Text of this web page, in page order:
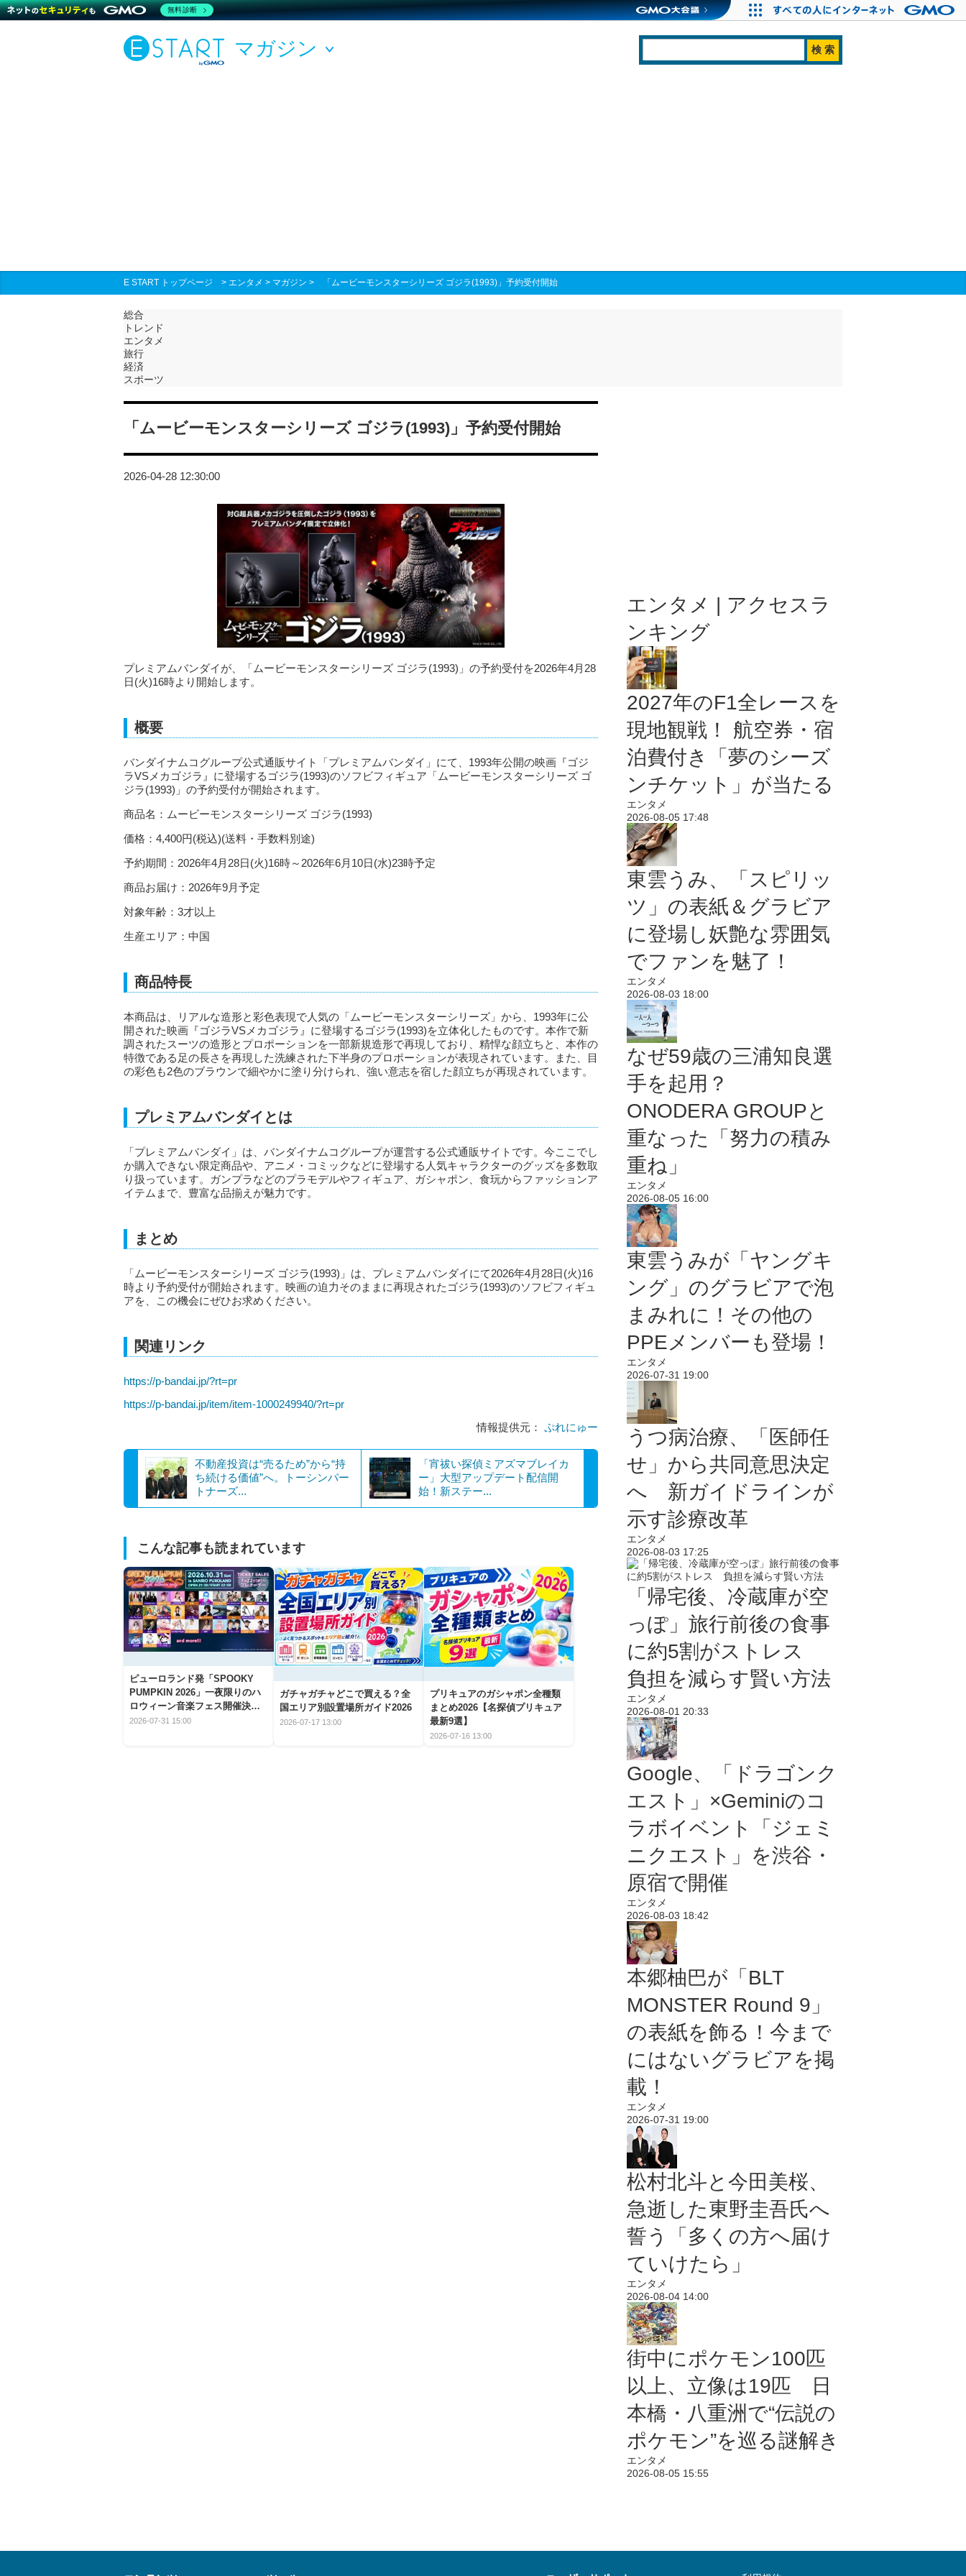
マガジン
E START トップページ > エンタメ > マガジン > 「ムービーモンスターシリーズ ゴジラ(1993)」予約受付開始
総合
トレンド
エンタメ
旅行
経済
スポーツ
「ムービーモンスターシリーズ ゴジラ(1993)」予約受付開始
2026-04-28 12:30:00
プレミアムバンダイが、「ムービーモンスターシリーズ ゴジラ(1993)」の予約受付を2026年4月28
日(火)16時より開始します。
概要
バンダイナムコグループ公式通販サイト「プレミアムバンダイ」にて、1993年公開の映画『ゴジ
ラVSメカゴジラ』に登場するゴジラ(1993)のソフビフィギュア「ムービーモンスターシリーズ ゴ
ジラ(1993)」の予約受付が開始されます。
商品名：ムービーモンスターシリーズ ゴジラ(1993)
価格：4,400円(税込)(送料・手数料別途)
予約期間：2026年4月28日(火)16時～2026年6月10日(水)23時予定
商品お届け：2026年9月予定
対象年齢：3才以上
生産エリア：中国
商品特長
本商品は、リアルな造形と彩色表現で人気の「ムービーモンスターシリーズ」から、1993年に公
開された映画『ゴジラVSメカゴジラ』に登場するゴジラ(1993)を立体化したものです。本作で新
調されたスーツの造形とプロポーションを一部新規造形で再現しており、精悍な顔立ちと、本作の
特徴である足の長さを再現した洗練された下半身のプロポーションが表現されています。また、目
の彩色も2色のブラウンで細やかに塗り分けられ、強い意志を宿した顔立ちが再現されています。
プレミアムバンダイとは
「プレミアムバンダイ」は、バンダイナムコグループが運営する公式通販サイトです。今ここでし
か購入できない限定商品や、アニメ・コミックなどに登場する人気キャラクターのグッズを多数取
り扱っています。ガンプラなどのプラモデルやフィギュア、ガシャポン、食玩からファッションア
イテムまで、豊富な品揃えが魅力です。
まとめ
「ムービーモンスターシリーズ ゴジラ(1993)」は、プレミアムバンダイにて2026年4月28日(火)16
時より予約受付が開始されます。映画の迫力そのままに再現されたゴジラ(1993)のソフビフィギュ
アを、この機会にぜひお求めください。
関連リンク
https://p-bandai.jp/?rt=pr
https://p-bandai.jp/item/item-1000249940/?rt=pr
情報提供元： ぷれにゅー
不動産投資は“売るため”から“持
ち続ける価値”へ。トーシンパー
トナーズ...
「宵祓い探偵ミアズマブレイカ
ー」大型アップデート配信開
始！新ステー...
こんな記事も読まれています
ピューロランド発「SPOOKY
PUMPKIN 2026」一夜限りのハ
ロウィーン音楽フェス開催決
定！
2026-07-31 15:00
ガチャガチャどこで買える？全
国エリア別設置場所ガイド2026
2026-07-17 13:00
プリキュアのガシャポン全種類
まとめ2026【名探偵プリキュア
最新9選】
2026-07-16 13:00
エンタメ | アクセスラ
ンキング
2027年のF1全レースを
現地観戦！ 航空券・宿
泊費付き「夢のシーズ
ンチケット」が当たる
エンタメ
2026-08-05 17:48
東雲うみ、「スピリッ
ツ」の表紙＆グラビア
に登場し妖艶な雰囲気
でファンを魅了！
エンタメ
2026-08-03 18:00
なぜ59歳の三浦知良選
手を起用？
ONODERA GROUPと
重なった「努力の積み
重ね」
エンタメ
2026-08-05 16:00
東雲うみが「ヤングキ
ング」のグラビアで泡
まみれに！その他の
PPEメンバーも登場！
エンタメ
2026-07-31 19:00
うつ病治療、「医師任
せ」から共同意思決定
へ 新ガイドラインが
示す診療改革
エンタメ
2026-08-03 17:25
「帰宅後、冷蔵庫が空
っぽ」旅行前後の食事
に約5割がストレス
負担を減らす賢い方法
エンタメ
2026-08-01 20:33
Google、「ドラゴンク
エスト」×Geminiのコ
ラボイベント「ジェミ
ニクエスト」を渋谷・
原宿で開催
エンタメ
2026-08-03 18:42
本郷柚巴が「BLT
MONSTER Round 9」
の表紙を飾る！今まで
にはないグラビアを掲
載！
エンタメ
2026-07-31 19:00
松村北斗と今田美桜、
急逝した東野圭吾氏へ
誓う「多くの方へ届け
ていけたら」
エンタメ
2026-08-04 14:00
街中にポケモン100匹
以上、立像は19匹 日
本橋・八重洲で“伝説の
ポケモン”を巡る謎解き
エンタメ
2026-08-05 15:55
無料診断